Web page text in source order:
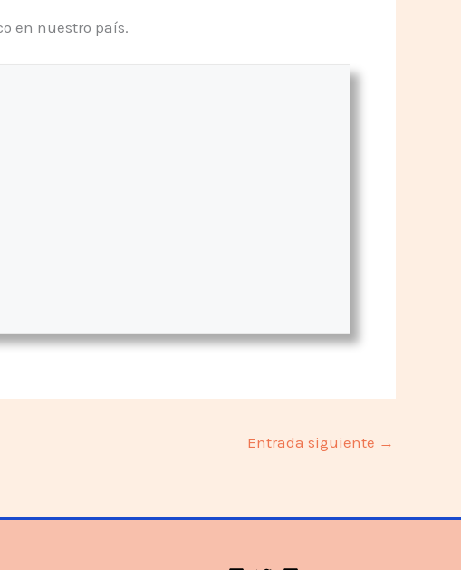
en nuestro país.
Entrada siguiente →